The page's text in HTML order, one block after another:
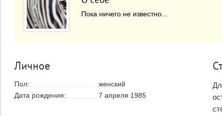
Пока ничего не известно...
Личное
Пол:
женский
Дата рождения:
7 апреля 1985